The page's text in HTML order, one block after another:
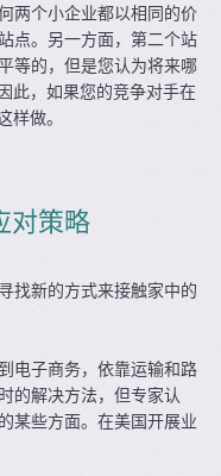
两个小企业都以相同的价
点。另一方面，第二个站
等的，但是您认为将来哪
此，如果您的竞争对手在
做。
对策略
找新的方式来接触家中的
电子商务，依靠运输和路
的解决方法，但专家认
某些方面。在美国开展业